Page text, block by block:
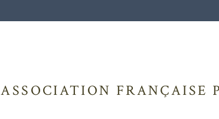
ASSOCIATION FRANÇAISE